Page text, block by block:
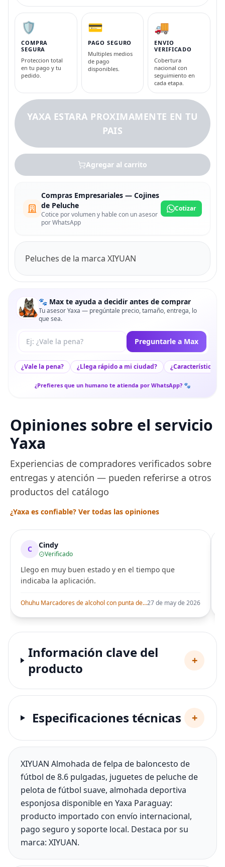
🛡️
COMPRA
SEGURA
Proteccion total
en tu pago y tu
pedido.
💳
PAGO SEGURO
Multiples medios
de pago
disponibles.
🚚
ENVIO
VERIFICADO
Cobertura
nacional con
seguimiento en
cada etapa.
YAXA ESTARA PROXIMAMENTE EN TU
PAIS
Agregar al carrito
Compras Empresariales — Cojines
de Peluche
Cotice por volumen y hable con un asesor
por WhatsApp
Cotizar
Peluches de la marca XIYUAN
🐾 Max te ayuda a decidir antes de comprar
Tu asesor Yaxa — pregúntale precio, tamaño, entrega, lo
que sea.
Tu pregunta a Max Preguntarle a Max
¿Vale la pena? ¿Llega rápido a mi ciudad? ¿Características
¿Prefieres que un humano te atienda por WhatsApp? 🐾
Opiniones sobre el servicio
Yaxa
Experiencias de compradores verificados sobre
entregas y atención — pueden referirse a otros
productos del catálogo
¿Yaxa es confiable? Ver todas las opiniones
C Cindy
Verificado
Llego en muy buen estado y en el tiempo que
indicaba la aplicación.
Ohuhu Marcadores de alcohol con punta de pincel – Juego de marcadores artísticos de doble punta con certificación AP para artistas adultos27 de may de 2026
Información clave del
producto
+
Especificaciones técnicas +
XIYUAN Almohada de felpa de baloncesto de
fútbol de 8.6 pulgadas, juguetes de peluche de
pelota de fútbol suave, almohada deportiva
esponjosa disponible en Yaxa Paraguay:
producto importado con envío internacional,
pago seguro y soporte local. Destaca por su
marca: XIYUAN.